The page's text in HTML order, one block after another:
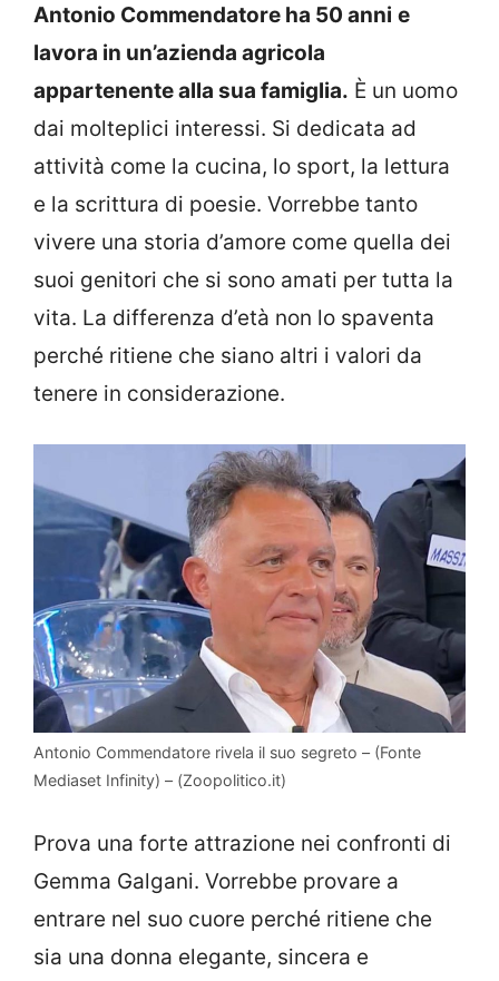
Antonio Commendatore ha 50 anni e
lavora in un’azienda agricola
appartenente alla sua famiglia. È un uomo
dai molteplici interessi. Si dedicata ad
attività come la cucina, lo sport, la lettura
e la scrittura di poesie. Vorrebbe tanto
vivere una storia d’amore come quella dei
suoi genitori che si sono amati per tutta la
vita. La differenza d’età non lo spaventa
perché ritiene che siano altri i valori da
tenere in considerazione.
Antonio Commendatore rivela il suo segreto – (Fonte
Mediaset Infinity) – (Zoopolitico.it)
Prova una forte attrazione nei confronti di
Gemma Galgani. Vorrebbe provare a
entrare nel suo cuore perché ritiene che
sia una donna elegante, sincera e